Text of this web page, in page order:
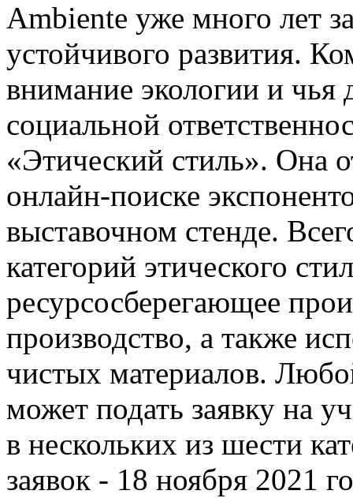
Ambiente уже много лет
устойчивого развития.
внимание экологии и чья
социальной
«Этический стиль». Она
онлайн-поиске
выставочном стенде.
категорий этического
ресурсосберегающее
производство, а также
чистых материалов.
может подать заявку на
в нескольких из шести
заявок - 18 ноября 2021